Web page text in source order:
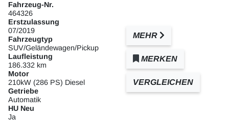
Fahrzeug-Nr.
464326
Erstzulassung
07/2019
Fahrzeugtyp
SUV/Geländewagen/Pickup
Laufleistung
186.332 km
Motor
210kW (286 PS) Diesel
Getriebe
Automatik
HU Neu
Ja
MEHR
MERKEN
VERGLEICHEN